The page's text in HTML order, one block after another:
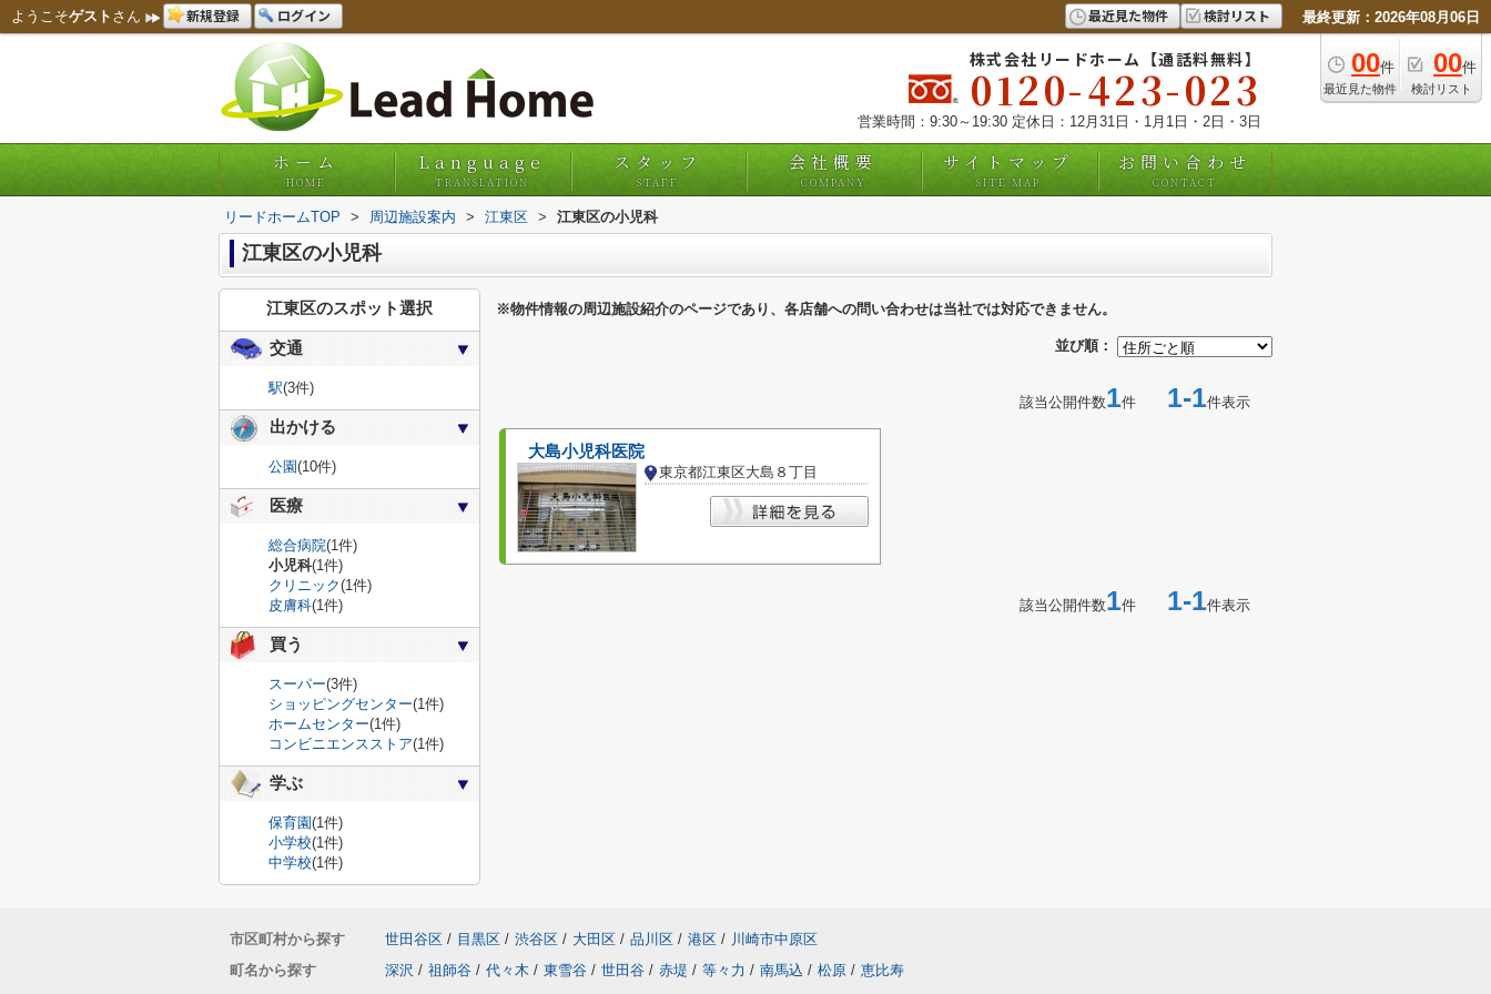
ようこそゲスト さん 新規登録 ログイン 最近見た物件 検討リスト 最終更新：2026年08月06日
00件
最近見た物件
00件
検討リスト
株式会社リードホーム【通話料無料】
0120-423-023
営業時間：9:30～19:30 定休日：12月31日・1月1日・2日・3日
ホーム
HOME
Language
TRANSLATION
スタッフ
STAFF
会社概要
COMPANY
サイトマップ
SITE MAP
お問い合わせ
CONTACT
リードホームTOP > 周辺施設案内 > 江東区 > 江東区の小児科
江東区の小児科
※物件情報の周辺施設紹介のページであり、各店舗への問い合わせは当社では対応できません。
並び順：
該当公開件数1件 1-1件表示
大島小児科医院
東京都江東区大島８丁目
該当公開件数1件 1-1件表示
江東区のスポット選択
交通
駅(3件)
出かける
公園(10件)
医療
総合病院(1件)
小児科(1件)
クリニック(1件)
皮膚科(1件)
買う
スーパー(3件)
ショッピングセンター(1件)
ホームセンター(1件)
コンビニエンスストア(1件)
学ぶ
保育園(1件)
小学校(1件)
中学校(1件)
市区町村から探す 世田谷区 / 目黒区 / 渋谷区 / 大田区 / 品川区 / 港区 / 川崎市中原区
町名から探す
深沢 / 祖師谷 / 代々木 / 東雪谷 / 世田谷 / 赤堤 / 等々力 / 南馬込 / 松原 / 恵比寿